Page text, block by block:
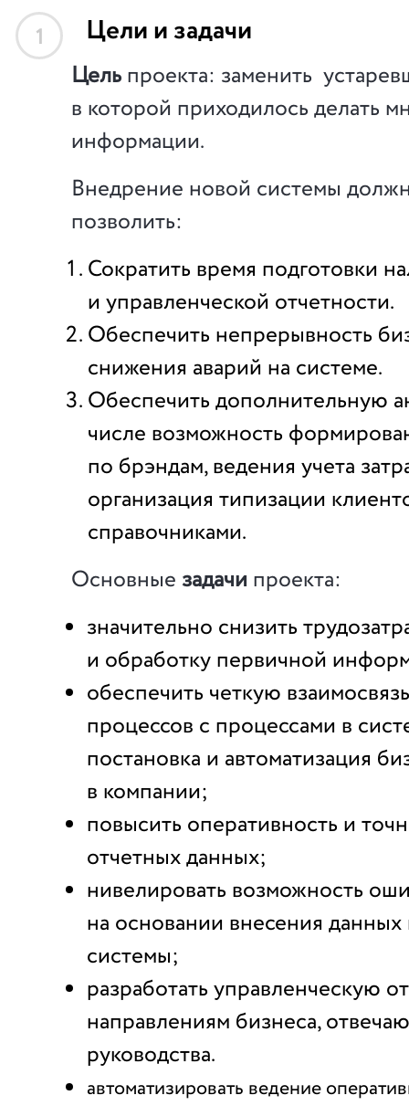
1 Цели и задачи
Цельпроекта: заменить
в которой приходилось делать
информации.
Внедрение новой системы
позволить:
Сократить время подготовки
и управленческой отчетности.
Обеспечить непрерывность
снижения аварий на системе.
Обеспечить дополнительную
числе возможность
по брэндам, ведения учета
организация типизации
справочниками.
Основные задачи проекта:
значительно снизить
и обработку первичной
обеспечить четкую
процессов с процессами в
постановка и автоматизация
в компании;
повысить оперативность и
отчетных данных;
нивелировать возможность
на основании внесения
системы;
разработать управленческую
направлениям бизнеса,
руководства.
автоматизировать ведение